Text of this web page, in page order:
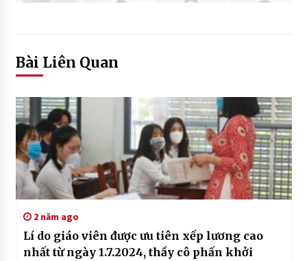
Bài Liên Quan
2 năm ago
Lí do giáo viên được ưu tiên xếp lương cao
nhất từ ngày 1.7.2024, thầy cô phấn khởi